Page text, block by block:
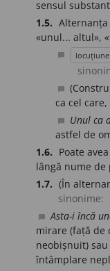
sensul
1.5.
«unul... altul»,
chat_bubble
ca cel
Unul ca
astfel de
1.6. Poate
lângă nume de
1.7. (În
sinonime:
Asta-i încă
mirare (față de
neobișnuit)
întâmplare